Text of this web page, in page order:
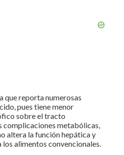
que reporta numerosas
pues tiene menor
sobre el tracto
metabólicas,
altera la función hepática y
alimentos convencionales.